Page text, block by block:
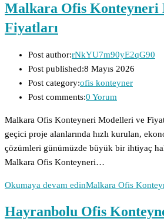
Malkara Ofis Konteyneri
Fiyatları
Post author:rNkYU7m90yE2qG90
Post published:8 Mayıs 2026
Post category:ofis konteyner
Post comments:0 Yorum
Malkara Ofis Konteyneri Modelleri ve
geçici proje alanlarında hızlı kurulan,
çözümleri günümüzde büyük bir ihtiyaç
Malkara Ofis Konteyneri…
Okumaya devam edinMalkara Ofis
Hayranbolu Ofis